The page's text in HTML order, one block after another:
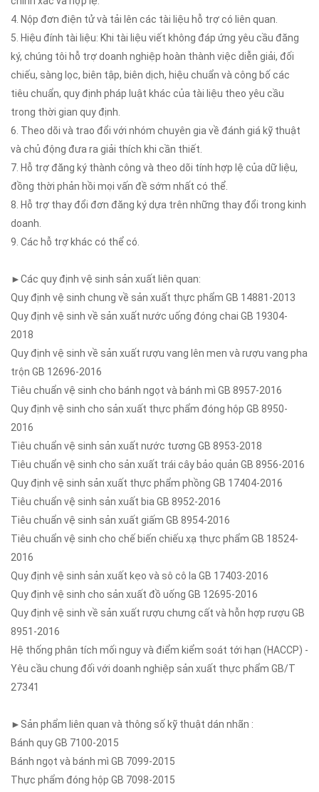
4. Nộp đơn điện tử và tải lên các tài liệu hỗ trợ có liên quan.
5. Hiệu đính tài liệu: Khi tài liệu viết không đáp ứng yêu cầu đăng
ký, chúng tôi hỗ trợ doanh nghiệp hoàn thành việc diễn giải, đối
chiếu, sàng lọc, biên tập, biên dịch, hiệu chuẩn và công bố các
tiêu chuẩn, quy định pháp luật khác của tài liệu theo yêu cầu
trong thời gian quy định.
6. Theo dõi và trao đổi với nhóm chuyên gia về đánh giá kỹ thuật
và chủ động đưa ra giải thích khi cần thiết.
7. Hỗ trợ đăng ký thành công và theo dõi tính hợp lệ của dữ liệu,
đồng thời phản hồi mọi vấn đề sớm nhất có thể.
8. Hỗ trợ thay đổi đơn đăng ký dựa trên những thay đổi trong kinh
doanh.
9. Các hỗ trợ khác có thể có.
►Các quy định vệ sinh sản xuất liên quan:
Quy định vệ sinh chung về sản xuất thực phẩm GB 14881-2013
Quy định vệ sinh về sản xuất nước uống đóng chai GB 19304-
2018
Quy định vệ sinh về sản xuất rượu vang lên men và rượu vang pha
trộn GB 12696-2016
Tiêu chuẩn vệ sinh cho bánh ngọt và bánh mì GB 8957-2016
Quy định vệ sinh cho sản xuất thực phẩm đóng hộp GB 8950-
2016
Tiêu chuẩn vệ sinh sản xuất nước tương GB 8953-2018
Tiêu chuẩn vệ sinh cho sản xuất trái cây bảo quản GB 8956-2016
Quy định vệ sinh sản xuất thực phẩm phồng GB 17404-2016
Tiêu chuẩn vệ sinh sản xuất bia GB 8952-2016
Tiêu chuẩn vệ sinh sản xuất giấm GB 8954-2016
Tiêu chuẩn vệ sinh cho chế biến chiếu xạ thực phẩm GB 18524-
2016
Quy định vệ sinh sản xuất kẹo và sô cô la GB 17403-2016
Quy định vệ sinh cho sản xuất đồ uống GB 12695-2016
Quy định vệ sinh về sản xuất rượu chưng cất và hỗn hợp rượu GB
8951-2016
Hệ thống phân tích mối nguy và điểm kiểm soát tới hạn (HACCP) -
Yêu cầu chung đối với doanh nghiệp sản xuất thực phẩm GB/T
27341
►Sản phẩm liên quan và thông số kỹ thuật dán nhãn :
Bánh quy GB 7100-2015
Bánh ngọt và bánh mì GB 7099-2015
Thực phẩm đóng hộp GB 7098-2015